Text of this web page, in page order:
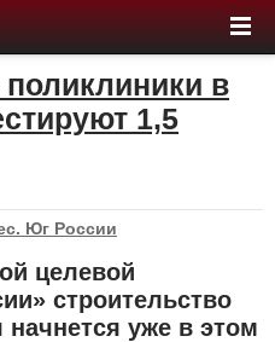
в
1,5
Юг России
целевой
строительство
начнется уже в этом